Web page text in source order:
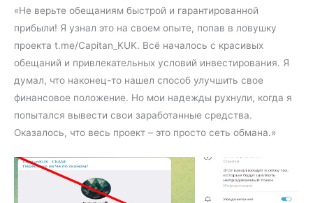
«Не верьте обещаниям быстрой и гарантированной
прибыли! Я узнал это на своем опыте, попав в ловушку
проекта t.me/Capitan_KUK. Всё началось с красивых
обещаний и привлекательных условий инвестирования. Я
думал, что наконец-то нашел способ улучшить свое
финансовое положение. Но мои надежды рухнули, когда я
попытался вывести свои заработанные средства.
Оказалось, что весь проект – это просто сеть обмана.»